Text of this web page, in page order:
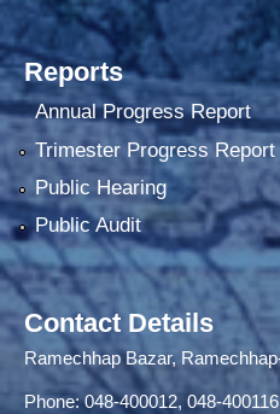
Reports
Annual Progress Report
Trimester Progress Report
Public Hearing
Public Audit
Contact Details
Ramechhap Bazar,
Phone: 048-400012, 048-